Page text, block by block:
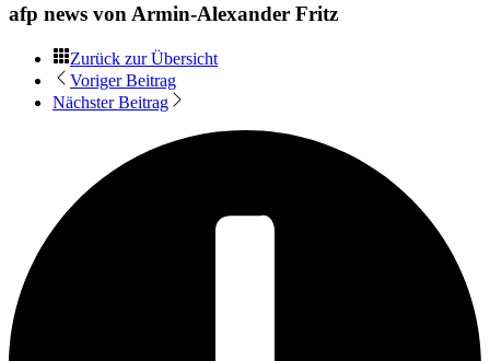
afp news von Armin-Alexander Fritz
Zurück zur Übersicht
Voriger Beitrag
Nächster Beitrag